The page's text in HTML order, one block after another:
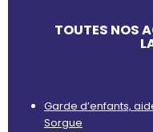
TOUTES NOS
Garde d’enfants,
Sorgue